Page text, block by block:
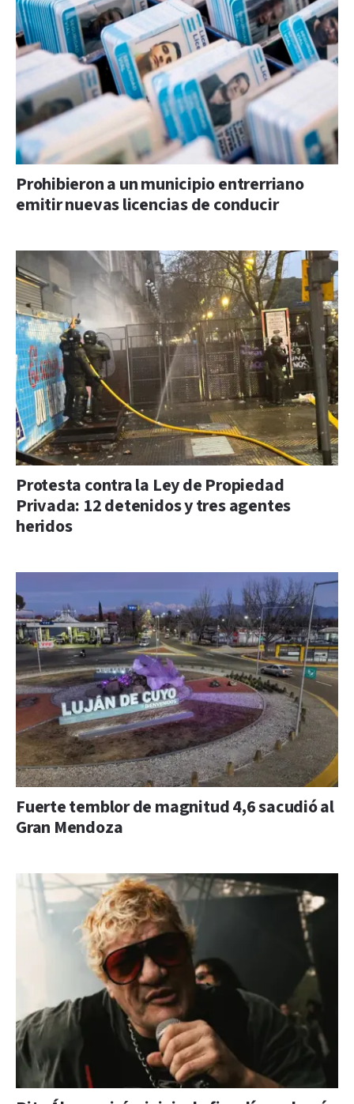
Prohibieron a un municipio entrerriano
emitir nuevas licencias de conducir
Protesta contra la Ley de Propiedad
Privada: 12 detenidos y tres agentes
heridos
Fuerte temblor de magnitud 4,6 sacudió al
Gran Mendoza